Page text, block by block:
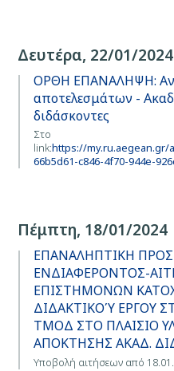
Δευτέρα, 22/01/2024
ΟΡΘΗ ΕΠΑΝΑΛΗΨΗ:
αποτελεσμάτων - Ακαδ
διδάσκοντες
Στο
link:https://
66b5d61-c846-4f70-944e-
Πέμπτη, 18/01/2024
ΕΠΑΝΑΛΗΠΤΙΚΗ
ΕΝΔΙΑΦΕΡΟΝΤΟΣ-
ΕΠΙΣΤΗΜΟΝΩΝ
ΔΙΔΑΚΤΙΚΟΎ ΕΡΓΟΥ
ΤΜΟΔ ΣΤΟ ΠΛΑΙΣΙΟ
ΑΠΟΚΤΗΣΗΣ ΑΚΑΔ.
Υποβολή αιτήσεων από